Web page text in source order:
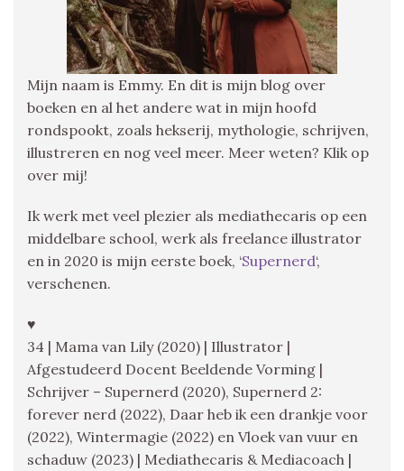
Mijn naam is Emmy. En dit is mijn blog over
boeken en al het andere wat in mijn hoofd
rondspookt, zoals hekserij, mythologie, schrijven,
illustreren en nog veel meer. Meer weten? Klik op
over mij!
Ik werk met veel plezier als mediathecaris op een
middelbare school, werk als freelance illustrator
en in 2020 is mijn eerste boek, ‘Supernerd‘,
verschenen.
♥
34 | Mama van Lily (2020) | Illustrator |
Afgestudeerd Docent Beeldende Vorming |
Schrijver – Supernerd (2020), Supernerd 2:
forever nerd (2022), Daar heb ik een drankje voor
(2022), Wintermagie (2022) en Vloek van vuur en
schaduw (2023) | Mediathecaris & Mediacoach |